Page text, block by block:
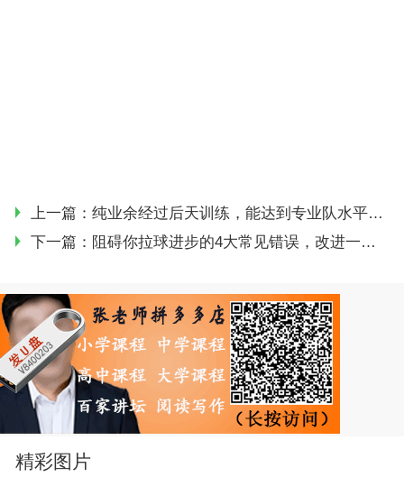
上一篇： 纯业余经过后天训练，能达到专业队水平吗？这一本质差别告诉你答案！
下一篇： 阻碍你拉球进步的4大常见错误，改进一个就能进步一大截！
精彩图片